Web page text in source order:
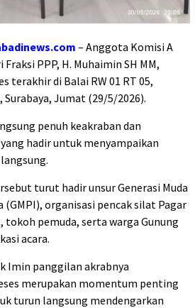
– Anggota Komisi A
PPP, H. Muhaimin SH MM,
terakhir di Balai RW 01 RT 05,
Surabaya, Jumat (29/5/2026).
penuh keakraban dan
hadir untuk menyampaikan
turut hadir unsur Generasi Muda
(GMPI), organisasi pencak silat Pagar
tokoh pemuda, serta warga Gunung
acara.
Imin panggilan akrabnya
merupakan momentum penting
turun langsung mendengarkan